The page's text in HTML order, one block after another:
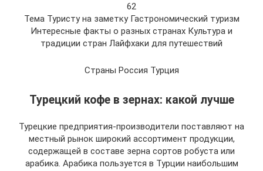
62
Тема Туристу на заметку Гастрономический туризм
Интересные факты о разных странах Культура и
традиции стран Лайфхаки для путешествий
Страны Россия Турция
Турецкий кофе в зернах: какой лучше
Турецкие предприятия-производители поставляют на
местный рынок широкий ассортимент продукции,
содержащей в составе зерна сортов робуста или
арабика. Арабика пользуется в Турции наибольшим